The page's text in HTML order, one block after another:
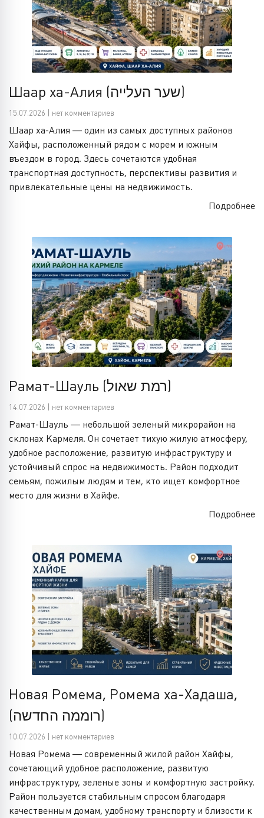
Шаар ха-Алия (שער העלייה)
15.07.2026 | нет комментариев
Шаар ха-Алия — один из самых доступных районов
Хайфы, расположенный рядом с морем и южным
въездом в город. Здесь сочетаются удобная
транспортная доступность, перспективы развития и
привлекательные цены на недвижимость.
Подробнее
Рамат-Шауль (רמת שאול)
14.07.2026 | нет комментариев
Рамат-Шауль — небольшой зеленый микрорайон на
склонах Кармеля. Он сочетает тихую жилую атмосферу,
удобное расположение, развитую инфраструктуру и
устойчивый спрос на недвижимость. Район подходит
семьям, пожилым людям и тем, кто ищет комфортное
место для жизни в Хайфе.
Подробнее
Новая Ромема, Ромема ха-Хадаша,
(רוממה החדשה)
10.07.2026 | нет комментариев
Новая Ромема — современный жилой район Хайфы,
сочетающий удобное расположение, развитую
инфраструктуру, зеленые зоны и комфортную застройку.
Район пользуется стабильным спросом благодаря
качественным домам, удобному транспорту и близости к